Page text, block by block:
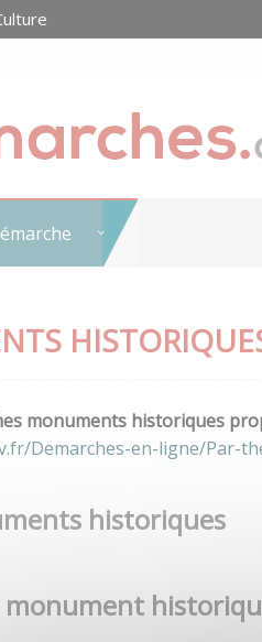
monuments historiques
Demarches-en-ligne/Par-
historiques